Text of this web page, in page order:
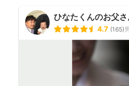
ひなたくんのお父
4.7 (165)